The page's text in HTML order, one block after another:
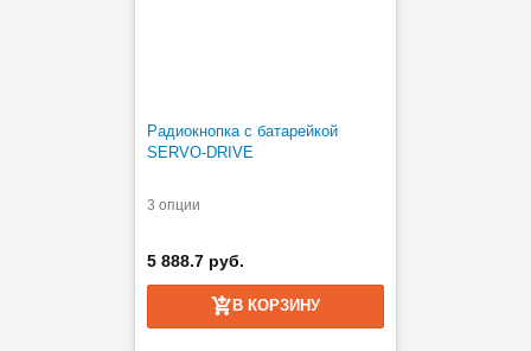
Радиокнопка с батарейкой
SERVO-DRIVE
3 опции
5 888.7 руб.
В КОРЗИНУ